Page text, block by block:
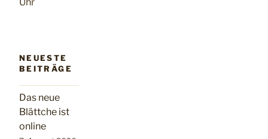
NEUESTE
BEITRÄGE
Das neue
Blättche ist
online